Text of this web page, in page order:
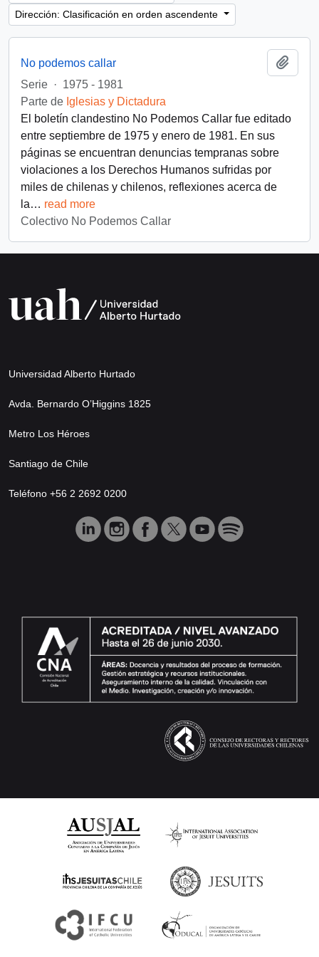
Dirección: Clasificación en orden ascendente
No podemos callar
Serie · 1975 - 1981
Parte de Iglesias y Dictadura
El boletín clandestino No Podemos Callar fue editado
entre septiembre de 1975 y enero de 1981. En sus
páginas se encuentran denuncias tempranas sobre
violaciones a los Derechos Humanos sufridas por
miles de chilenas y chilenos, reflexiones acerca de
la… read more
Colectivo No Podemos Callar
Universidad Alberto Hurtado
Avda. Bernardo O’Higgins 1825
Metro Los Héroes
Santiago de Chile
Teléfono +56 2 2692 0200